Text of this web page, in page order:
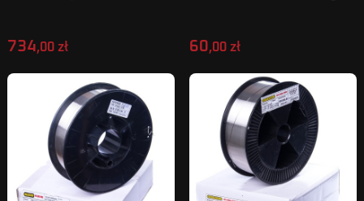
734,00 zł 60,00 zł